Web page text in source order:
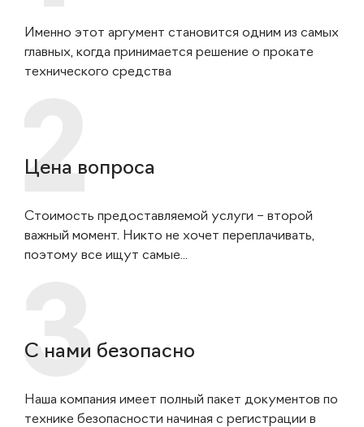
Именно этот аргумент становится одним из самых
главных, когда принимается решение о прокате
технического средства
Цена вопроса
Стоимость предоставляемой услуги – второй
важный момент. Никто не хочет переплачивать,
поэтому все ищут самые...
С нами безопасно
Наша компания имеет полный пакет документов по
технике безопасности начиная с регистрации в